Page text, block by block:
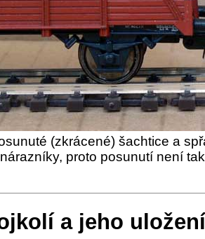
(zkrácené) šachtice a
nárazníky, proto posunutí není
a jeho uložení